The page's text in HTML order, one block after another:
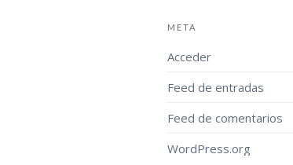
META
Acceder
Feed de entradas
Feed de comentarios
WordPress.org